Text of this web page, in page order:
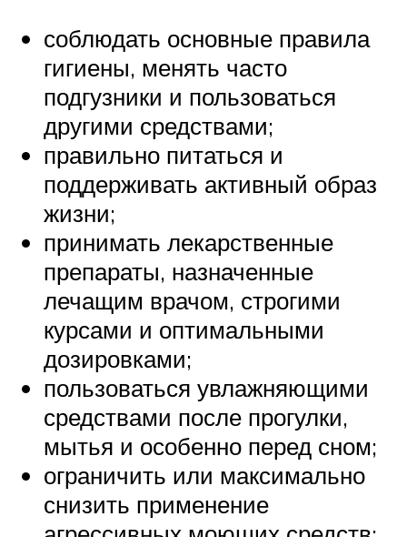
соблюдать основные правила
гигиены, менять часто
подгузники и пользоваться
другими средствами;
правильно питаться и
поддерживать активный образ
жизни;
принимать лекарственные
препараты, назначенные
лечащим врачом, строгими
курсами и оптимальными
дозировками;
пользоваться увлажняющими
средствами после прогулки,
мытья и особенно перед сном;
ограничить или максимально
снизить применение